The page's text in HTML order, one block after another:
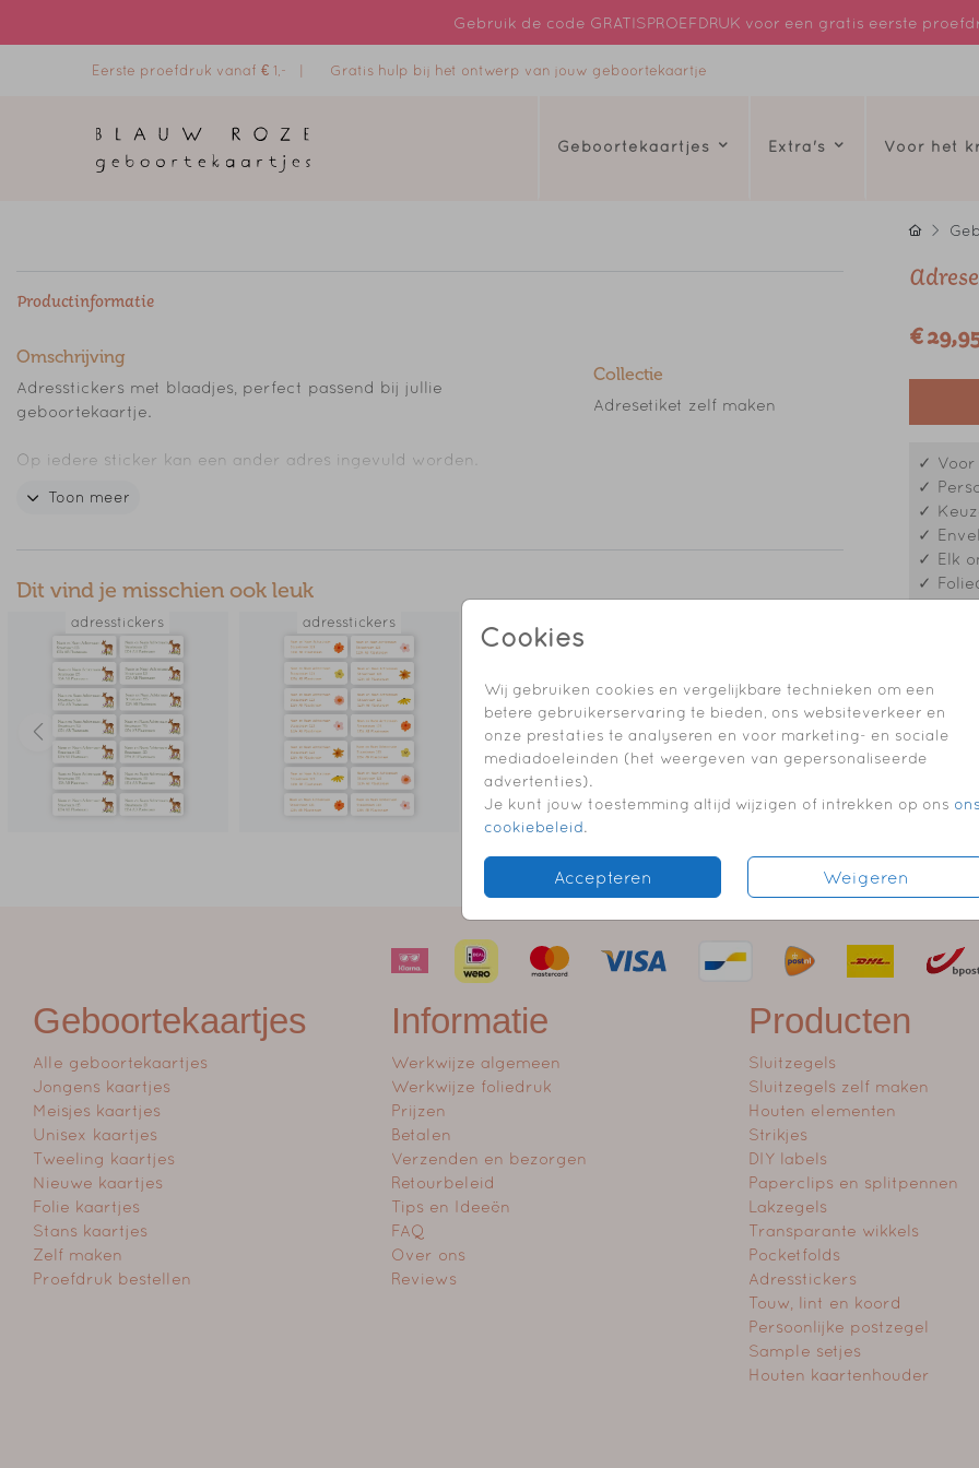
Gebruik de code GRATISPROEFDRUK voor een gratis eerste
Eerste proefdruk vanaf € 1,- | Gratis hulp bij het ontwerp van jouw geboortekaartje
Geboortekaartjes Extra's Voor het
Cookies
Wij gebruiken cookies en vergelijkbare technieken om een
betere gebruikerservaring te bieden, ons websiteverkeer en
onze prestaties te analyseren en voor marketing- en sociale
mediadoeleinden (het weergeven van gepersonaliseerde
advertenties).
Je kunt jouw toestemming altijd wijzigen of intrekken op ons ons
cookiebeleid.
Accepteren Weigeren
Productinformatie
Omschrijving
Adresstickers met blaadjes, perfect passend bij jullie
geboortekaartje.
Op iedere sticker kan een ander adres ingevuld worden.
Een vel bevat veertien adresstickers van 97 x 34 mm.
Toon meer
Collectie
Adresetiket zelf maken
Dit vind je misschien ook leuk
adresstickers adresstickers
€
✓ Voor
✓
✓
✓
✓ Elk
✓
Prijzen
Geboortekaartjes
Alle geboortekaartjes
Jongens kaartjes
Meisjes kaartjes
Unisex kaartjes
Tweeling kaartjes
Nieuwe kaartjes
Folie kaartjes
Stans kaartjes
Zelf maken
Proefdruk bestellen
Informatie
Werkwijze algemeen
Werkwijze foliedruk
Prijzen
Betalen
Verzenden en bezorgen
Retourbeleid
Tips en Ideeën
FAQ
Over ons
Reviews
Producten
Sluitzegels
Sluitzegels zelf maken
Houten elementen
Strikjes
DIY labels
Paperclips en splitpennen
Lakzegels
Transparante wikkels
Pocketfolds
Adresstickers
Touw, lint en koord
Persoonlijke postzegel
Sample setjes
Houten kaartenhouder